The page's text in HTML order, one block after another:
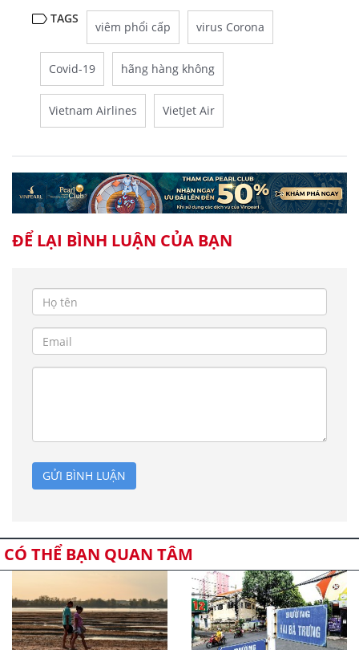
TAGS
viêm phổi cấp virus Corona
Covid-19 hãng hàng không
Vietnam Airlines VietJet Air
ĐỂ LẠI BÌNH LUẬN CỦA BẠN
GỬI BÌNH LUẬN
CÓ THỂ BẠN QUAN TÂM